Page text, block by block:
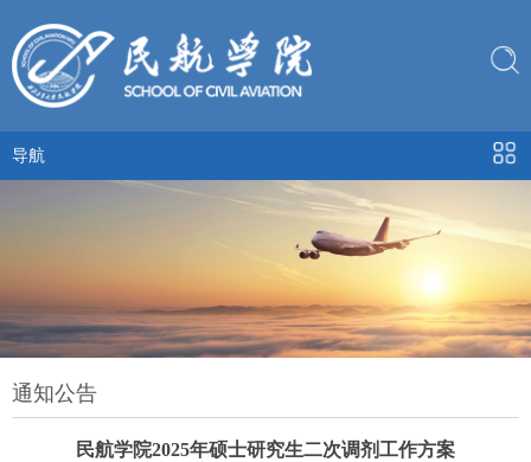
导航
通知公告
民航学院2025年硕士研究生二次调剂工作方案